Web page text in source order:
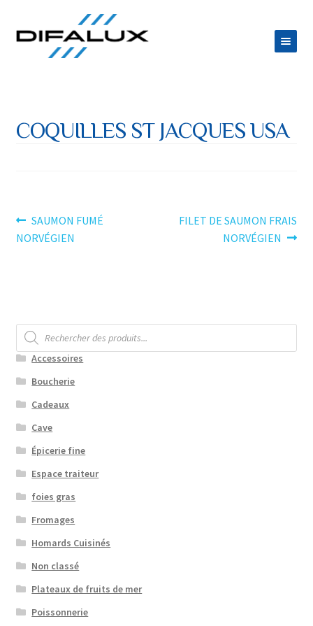
à
au
contenu
PRODUITS
Ouvrir
enfant
menu
enfant
CONTACT
COQUILLES ST JACQUES USA
Navigation
de
Article
précédent :
SAUMON FUMÉ
NORVÉGIEN
Article
FILET DE SAUMON FRAIS
NORVÉGIEN
Recherche
de
produits
Accessoires
Boucherie
Cadeaux
Cave
Épicerie fine
Espace traiteur
foies gras
Fromages
Homards Cuisinés
Non classé
Plateaux de fruits de mer
Poissonnerie